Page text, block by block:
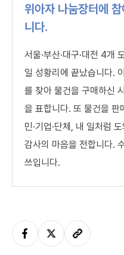
위아자 나눔장터에
니다.
서울·부산·대구·대전 4개
일 성황리에 끝났습니다.
를 찾아 물건을 구매하신
을 표합니다. 또 물건을 판
민·기업·단체, 내 일처럼
감사의 마음을 전합니다.
쓰입니다.